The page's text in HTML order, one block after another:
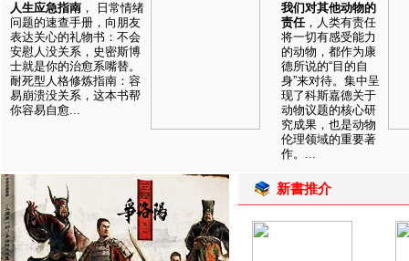
人生应急指南 ， 日常情绪
问题的速查手册，向朋友
表达关心的礼物书：不会
安慰人没关系，史密斯博
士就是你的治愈系嘴替。
耐死型人格修炼指南：容
易崩溃没关系，这本书帮
你容易自愈...
我们对其他动物的
责任，人类有责任
将一切有感受能力
的动物，都作为康
德所说的“目的自
身”来对待。集中呈
现了科斯嘉德关于
动物议题的核心研
究成果，也是动物
伦理领域的重要著
作。...
新書推介